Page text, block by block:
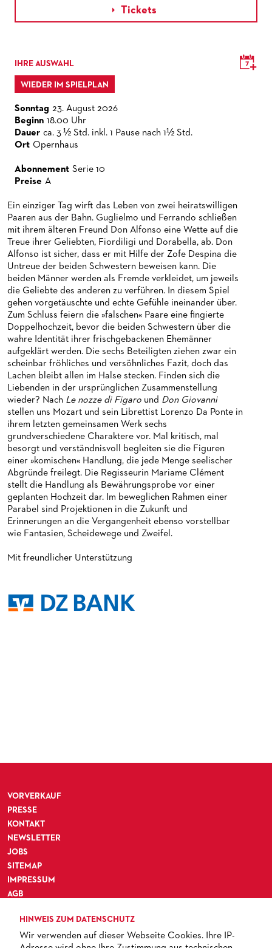
 Tickets
IHRE AUSWAHL
WIEDER IM SPIELPLAN
Sonntag 23. August 2026
Beginn 18.00 Uhr
Dauer ca. 3 ½ Std. inkl. 1 Pause nach 1½ Std.
Ort Opernhaus
Abonnement Serie 10
Preise A
Ein einziger Tag wirft das Leben von zwei heiratswilligen
Paaren aus der Bahn. Guglielmo und Ferrando schließen
mit ihrem älteren Freund Don Alfonso eine Wette auf die
Treue ihrer Geliebten, Fiordiligi und Dorabella, ab. Don
Alfonso ist sicher, dass er mit Hilfe der Zofe Despina die
Untreue der beiden Schwestern beweisen kann. Die
beiden Männer werden als Fremde verkleidet, um jeweils
die Geliebte des anderen zu verführen. In diesem Spiel
gehen vorgetäuschte und echte Gefühle ineinander über.
Zum Schluss feiern die »falschen« Paare eine fingierte
Doppelhochzeit, bevor die beiden Schwestern über die
wahre Identität ihrer frischgebackenen Ehemänner
aufgeklärt werden. Die sechs Beteiligten ziehen zwar ein
scheinbar fröhliches und versöhnliches Fazit, doch das
Lachen bleibt allen im Halse stecken. Finden sich die
Liebenden in der ursprünglichen Zusammenstellung
wieder? Nach Le nozze di Figaro und Don Giovanni
stellen uns Mozart und sein Librettist Lorenzo Da Ponte in
ihrem letzten gemeinsamen Werk sechs
grundverschiedene Charaktere vor. Mal kritisch, mal
besorgt und verständnisvoll begleiten sie die Figuren
einer »komischen« Handlung, die jede Menge seelischer
Abgründe freilegt. Die Regisseurin Mariame Clément
stellt die Handlung als Bewährungsprobe vor einer
geplanten Hochzeit dar. Im beweglichen Rahmen einer
Parabel sind Projektionen in die Zukunft und
Erinnerungen an die Vergangenheit ebenso vorstellbar
wie Fantasien, Scheidewege und Zweifel.
Mit freundlicher Unterstützung
VORVERKAUF
PRESSE
KONTAKT
NEWSLETTER
JOBS
SITEMAP
IMPRESSUM
AGB
BARRIEREFREIHEIT
HINWEIS ZUM DATENSCHUTZ
Wir verwenden auf dieser Webseite Cookies. Ihre IP-